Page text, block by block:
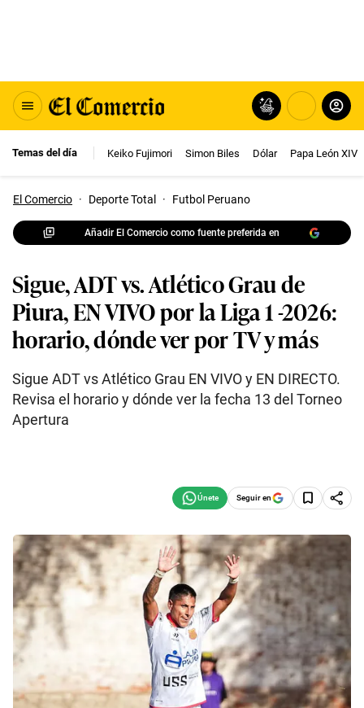
Temas del día Keiko Fujimori Simon Biles Dólar Papa León XIV
El Comercio · Deporte Total · Futbol Peruano
Añadir El Comercio como fuente preferida en
Sigue, ADT vs. Atlético Grau de
Piura, EN VIVO por la Liga 1 -2026:
horario, dónde ver por TV y más
Sigue ADT vs Atlético Grau EN VIVO y EN DIRECTO.
Revisa el horario y dónde ver la fecha 13 del Torneo
Apertura
Seguir en